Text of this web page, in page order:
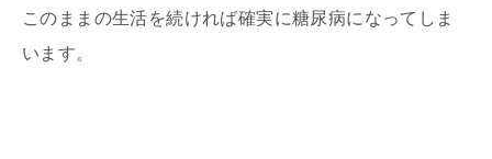
このままの生活を続ければ確実に糖尿病になってしま
います。